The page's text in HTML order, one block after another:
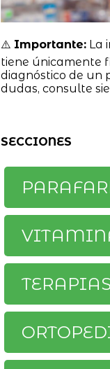
⚠️ Importante:La
tiene únicamente
diagnóstico de un
dudas, consulte
SECCIONES